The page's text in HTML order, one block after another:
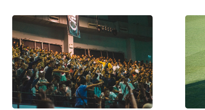
declaret Latine, quod Graece, quam
declarat voluptas. Duo